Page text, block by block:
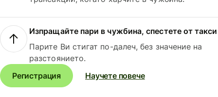
Изпращайте пари в чужбина, спестете от такси
Парите Ви стигат по-далеч, без значение на
разстоянието.
Регистрация
Научете повече